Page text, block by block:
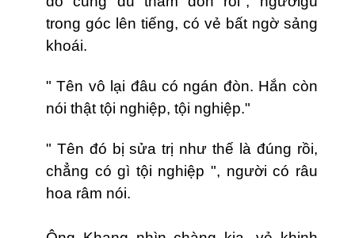
trong góc lên tiếng, có vẻ bất ngờ sảng
khoái.
" Tên vô lại đâu có ngán đòn. Hắn còn
nói thật tội nghiệp, tội nghiệp."
" Tên đó bị sửa trị như thế là đúng rồi,
chẳng có gì tội nghiệp ", người có râu
hoa râm nói.